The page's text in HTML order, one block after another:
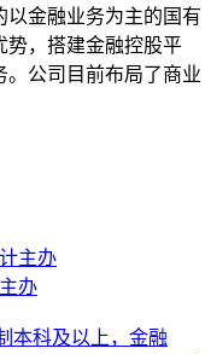
以金融业务为主的国有
势，搭建金融控股平
。公司目前布局了商业
办
本科及以上，金融